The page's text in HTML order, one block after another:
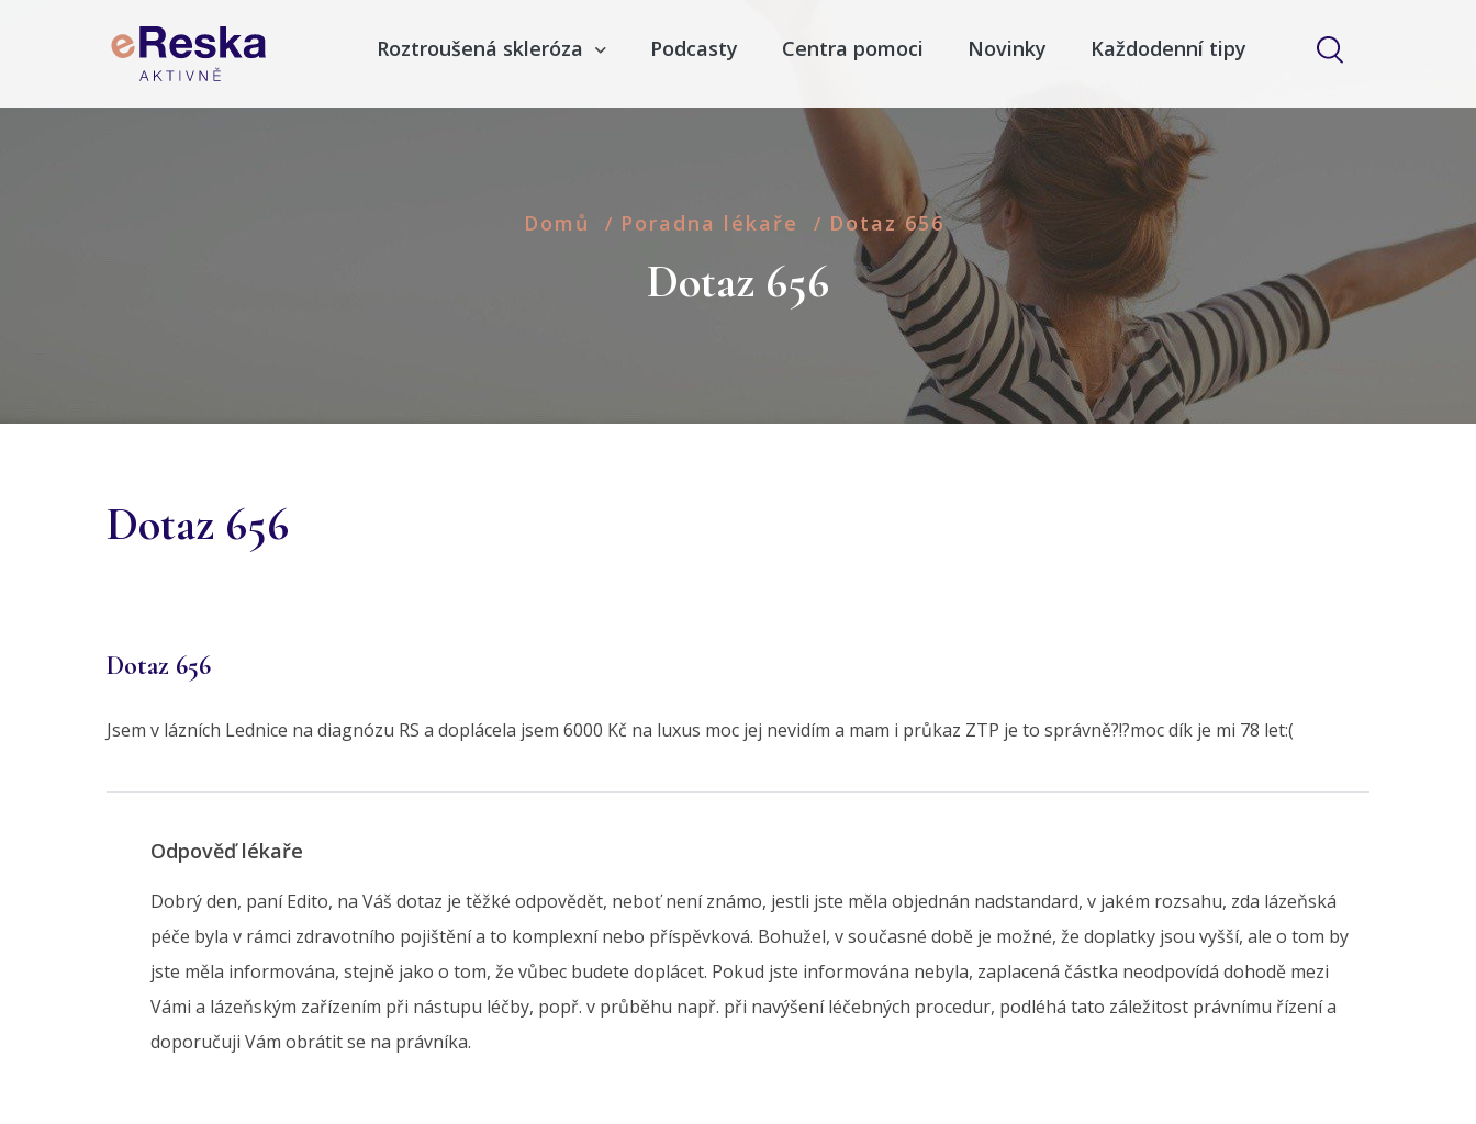
Roztroušená skleróza Podcasty Centra pomoci Novinky Každodenní tipy
Domů / Poradna lékaře / Dotaz 656
Dotaz 656
Dotaz 656
Dotaz 656
Jsem v lázních Lednice na diagnózu RS a doplácela jsem 6000 Kč na luxus moc jej nevidím a mam i průkaz ZTP je to správně?!?moc dík je mi 78 let:(
Odpověď lékaře
Dobrý den, paní Edito, na Váš dotaz je těžké odpovědět, neboť není známo, jestli jste měla objednán nadstandard, v jakém rozsahu, zda lázeňská
péče byla v rámci zdravotního pojištění a to komplexní nebo příspěvková. Bohužel, v současné době je možné, že doplatky jsou vyšší, ale o tom by
jste měla informována, stejně jako o tom, že vůbec budete doplácet. Pokud jste informována nebyla, zaplacená částka neodpovídá dohodě mezi
Vámi a lázeňským zařízením při nástupu léčby, popř. v průběhu např. při navýšení léčebných procedur, podléhá tato záležitost právnímu řízení a
doporučuji Vám obrátit se na právníka.